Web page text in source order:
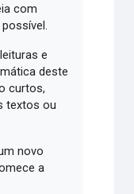
com
e
deste
curtos,
textos ou
novo
a